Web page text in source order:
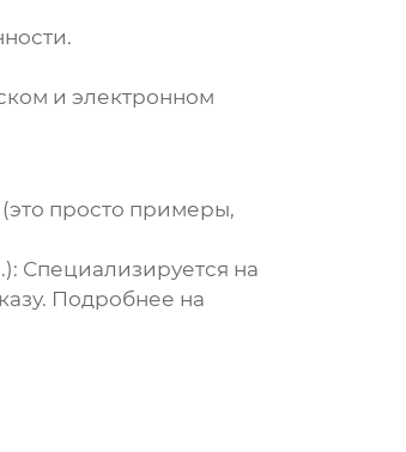
и электронном
(это просто примеры,
Специализируется на
Подробнее на